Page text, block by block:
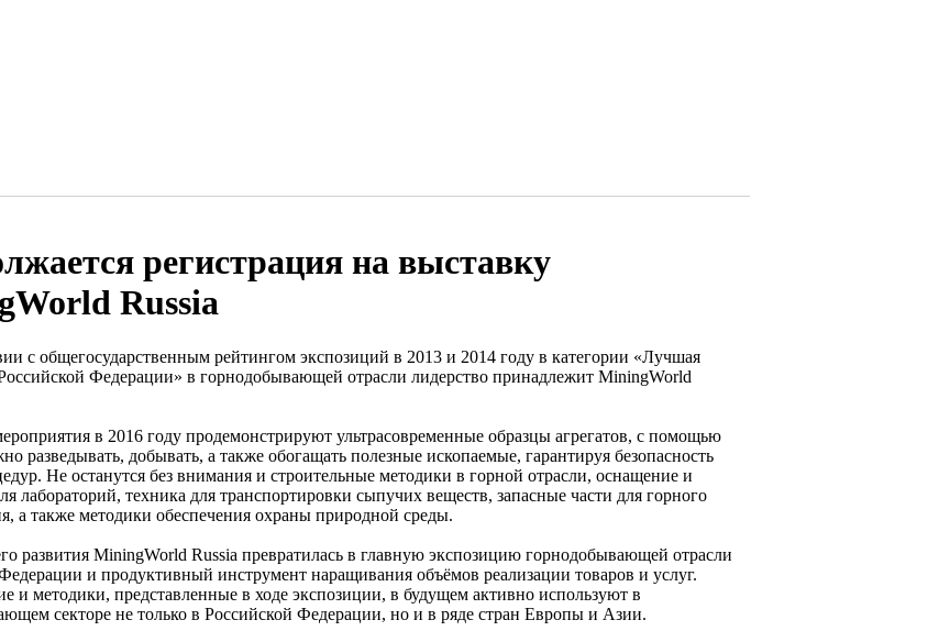
регистрация на выставку
Russia
с общегосударственным рейтингом экспозиций в 2013 и 2014 году в категории «Лучшая
Федерации» в горнодобывающей отрасли лидерство принадлежит MiningWorld
в 2016 году продемонстрируют ультрасовременные образцы агрегатов, с помощью
разведывать, добывать, а также обогащать полезные ископаемые, гарантируя безопасность
Не останутся без внимания и строительные методики в горной отрасли, оснащение и
лабораторий, техника для транспортировки сыпучих веществ, запасные части для горного
а также методики обеспечения охраны природной среды.
развития MiningWorld Russia превратилась в главную экспозицию горнодобывающей отрасли
и продуктивный инструмент наращивания объёмов реализации товаров и услуг.
и методики, представленные в ходе экспозиции, в будущем активно используют в
секторе не только в Российской Федерации, но и в ряде стран Европы и Азии.